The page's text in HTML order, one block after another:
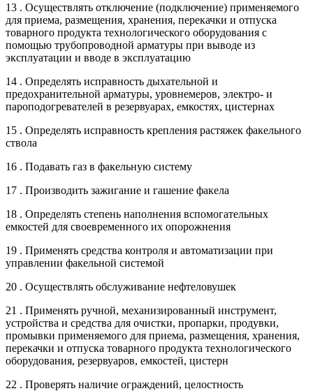
13 . Осуществлять отключение (подключение) применяемого
для приема, размещения, хранения, перекачки и отпуска
товарного продукта технологического оборудования с
помощью трубопроводной арматуры при выводе из
эксплуатации и вводе в эксплуатацию
14 . Определять исправность дыхательной и
предохранительной арматуры, уровнемеров, электро- и
пароподогревателей в резервуарах, емкостях, цистернах
15 . Определять исправность крепления растяжек факельного
ствола
16 . Подавать газ в факельную систему
17 . Производить зажигание и гашение факела
18 . Определять степень наполнения вспомогательных
емкостей для своевременного их опорожнения
19 . Применять средства контроля и автоматизации при
управлении факельной системой
20 . Осуществлять обслуживание нефтеловушек
21 . Применять ручной, механизированный инструмент,
устройства и средства для очистки, пропарки, продувки,
промывки применяемого для приема, размещения, хранения,
перекачки и отпуска товарного продукта технологического
оборудования, резервуаров, емкостей, цистерн
22 . Проверять наличие ограждений, целостность